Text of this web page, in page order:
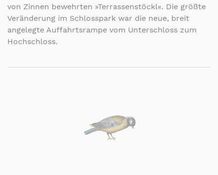
von Zinnen bewehrten »Terrassenstöckl«. Die größte
Veränderung im Schlosspark war die neue, breit
angelegte Auffahrtsrampe vom Unterschloss zum
Hochschloss.